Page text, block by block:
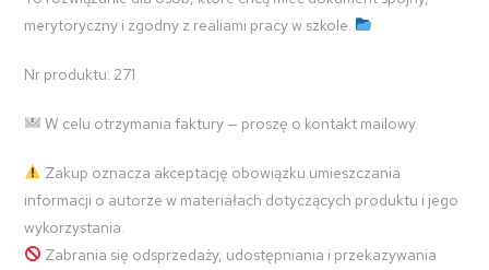
merytoryczny i zgodny z realiami pracy w szkole.
Nr produktu: 271
W celu otrzymania faktury — proszę o kontakt mailowy.
Zakup oznacza akceptację obowiązku umieszczania
informacji o autorze w materiałach dotyczących produktu i jego
wykorzystania.
Zabrania się odsprzedaży, udostępniania i przekazywania